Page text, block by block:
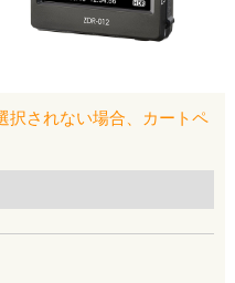
択されない場合、カートペ